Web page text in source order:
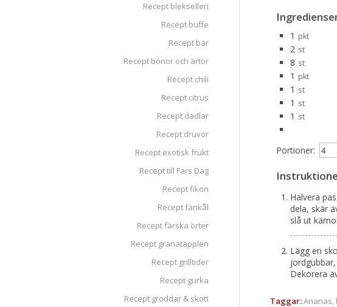
1 pkt
2 st
8 st
1 pkt
1 st
1 st
1 st
Portioner:
Halvera
dela, skär
slå ut
Lägg en
Dekorera
Taggar:Ananas,
Recept blekselleri
Recept buffe
Recept bär
Recept bönor och ärtor
Recept chili
Recept citrus
Recept dadlar
Recept druvor
Recept exotisk frukt
Recept till Fars Dag
Recept fikon
Recept fänkål
Recept färska örter
Recept granatäpplen
Recept grilltider
Recept gurka
Recept groddar & skott